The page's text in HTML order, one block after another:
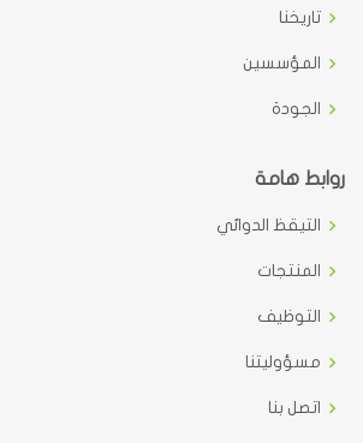
تاريخنا
المؤسسين
الجودة
روابط هامة
التيقظ الدوائي
المنتجات
التوظيف
مسؤوليتنا
اتصل بنا